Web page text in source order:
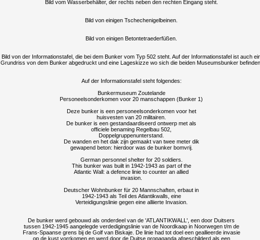
Bild vom Wasserbehälter, der rechts neben den rechten Eingang steht.
Bild von einigen Tschechenigelbeinen.
Bild von einigen Betontetraederfüßen.
Bild von der Informationstafel, die bei dem Bunker vom Typ 502 steht. Auf der Informationstafel ist auch
Grundriss von dem Bunker abgedruckt und eine Lageskizze wo sich die beiden Museumsbunker
Auf der Informationstafel steht folgendes:
Bunkermuseum Zoutelande
Personeelsonderkomen voor 20 manschappen (Bunker 1)
Deze bunker is een personeelsonderkomen voor het
huisvesten van 20 militairen.
De bunker is een gestandaardiseerd ontwerp met als
officiele benaming Regelbau 502,
Doppelgruppenunterstand.
De wanden en het dak zijn gemaakt van twee meter dik
gewapend beton: hierdoor was de bunker bomvrij.
German personnel shelter for 20 soldiers.
This bunker was built in 1942-1943 as part of the
Atlantic Wall: a defence linie to counter an allied
invasion.
Deutscher Wohnbunker für 20 Mannschaften, erbaut in
1942-1943 als Teil des Atlantikwalls, eine
Verteidigungslinie gegen eine alliierte Invasion.
De bunker werd gebouwd als onderdeel van de 'ATLANTIKWALL', een door Duitsers
tussen 1942-1945 aangelegde verdedigingslinie van de Noordkaap in Noorwegen t/m de
Frans-Spaanse grens bij de Golf van Biskaje. De linie had tot doel een geallieerde invasie
op de kust vorrkomen en werd door de Duitse propaganda afgeschilderd als een